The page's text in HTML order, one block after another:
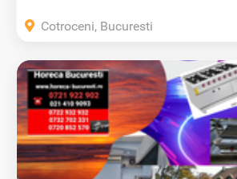
Cotroceni, Bucuresti